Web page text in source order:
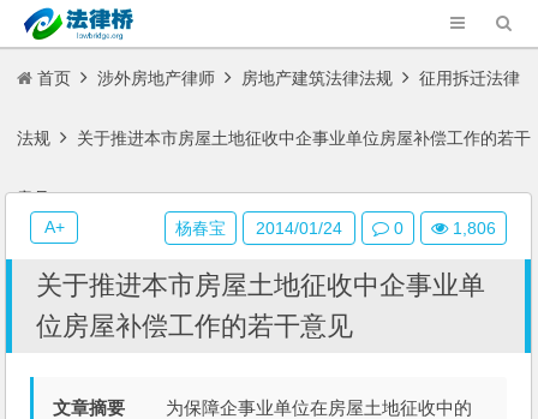
首页 涉外房地产律师 房地产建筑法律法规 征用拆迁法律
法规 关于推进本市房屋土地征收中企事业单位房屋补偿工作的若干
意见
关于推进本市房屋土地征收中企事业单
位房屋补偿工作的若干意见
文章摘要 为保障企事业单位在房屋土地征收中的
杨春宝 2014/01/24 0 1,806
A+